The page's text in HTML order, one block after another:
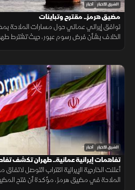
الشرق للأخبار أخبار
مضيق هرمز.. مقترح وتباينات
توافق إيراني عماني حول مسارات الملاحة
الخلاف بشأن فرض رسوم عبور، حيث تشترط
الشرق للأخبار أخبار
تفاهمات إيرانية عمانية.. طهران تكشف
أعلنت الخارجية الإيرانية اقتراب التوصل
الملاحة في مضيق هرمز، مؤكدة أن فتح